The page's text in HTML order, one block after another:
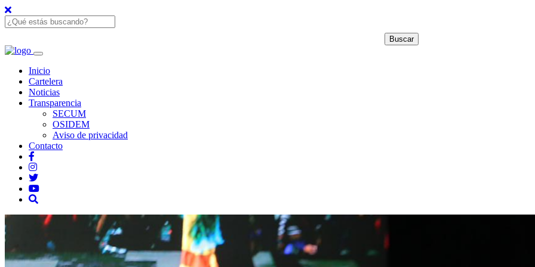
Inicio
Cartelera
Noticias
Transparencia
SECUM
OSIDEM
Aviso de privacidad
Contacto